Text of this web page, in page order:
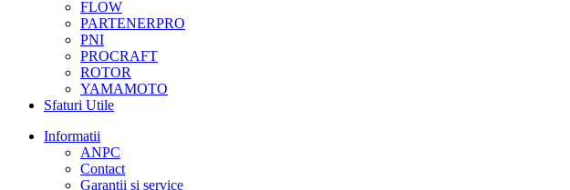
FLOW
PARTENERPRO
PNI
PROCRAFT
ROTOR
YAMAMOTO
Sfaturi Utile
Informatii
ANPC
Contact
Garantii si service